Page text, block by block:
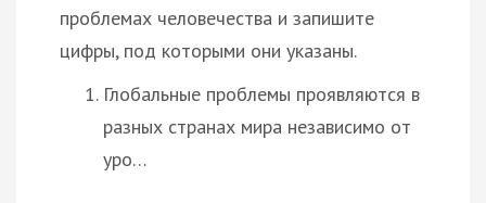
проблемах человечества и запишите
цифры, под которыми они указаны.
Глобальные проблемы проявляются в
разных странах мира независимо от
уро…